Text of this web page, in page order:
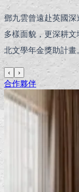
鄧九雲曾遠赴英國
多樣面貌，更深耕
北文學年金獎助計畫。
‹ ›
合作夥伴